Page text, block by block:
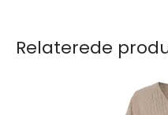
Relaterede